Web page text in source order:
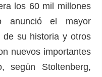
los 60 mil millones
anunció el mayor
de su historia y otros
nuevos importantes
según Stoltenberg,